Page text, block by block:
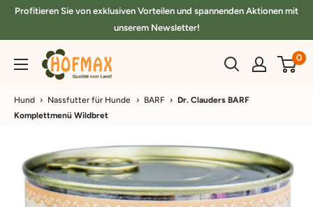
DirektProfitieren Sie von exklusiven Vorteilen und spannenden Aktionen mit
unserem Newsletter!
hofmax.de 0
Hund › Nassfutter für Hunde › BARF › Dr. Clauders BARF
Komplettmenü Wildbret